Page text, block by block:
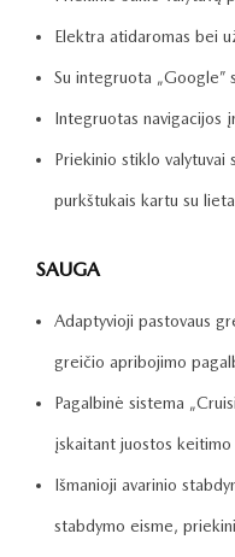
Elektra atidaromas bei
Su integruota „Google”
Integruotas navigacijos
Priekinio stiklo valytuvai
purkštukais kartu su
SAUGA
Adaptyvioji pastovaus
greičio apribojimo
Pagalbinė sistema
įskaitant juostos keitimo
Išmanioji avarinio
stabdymo eisme,